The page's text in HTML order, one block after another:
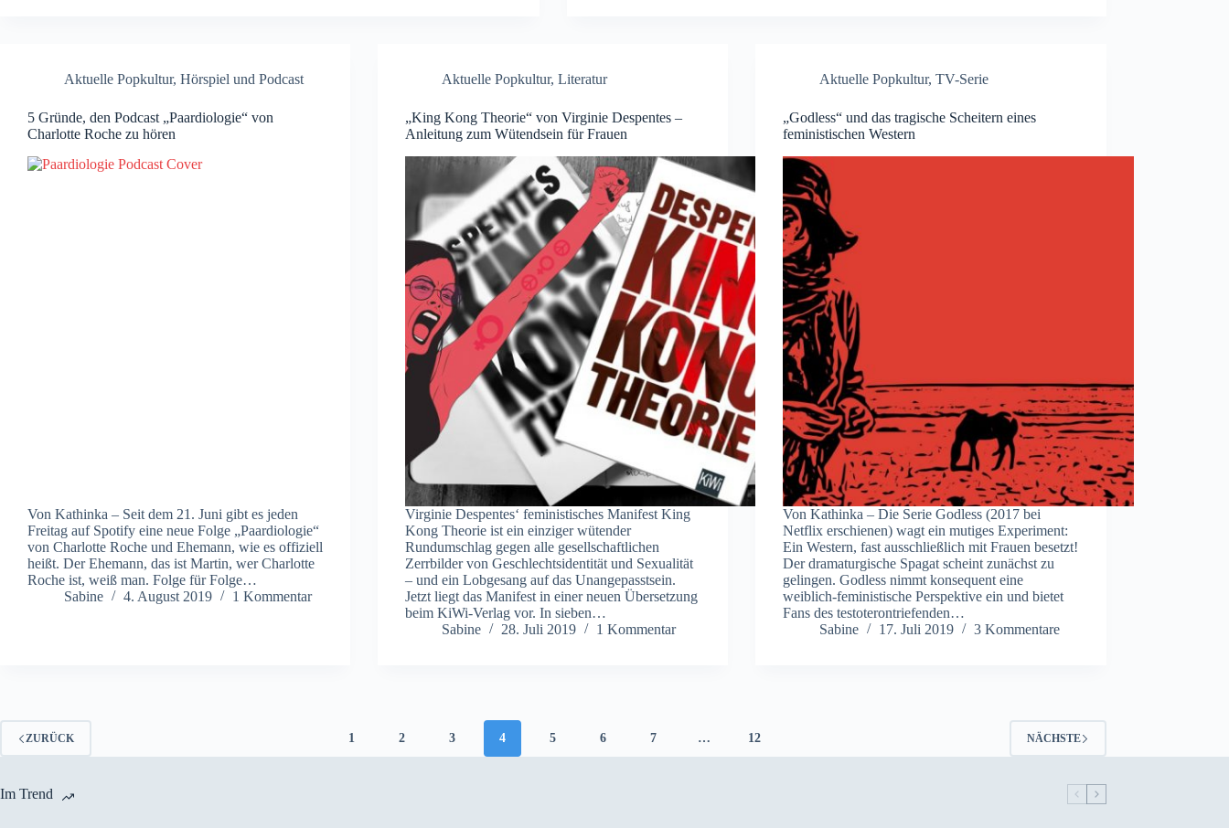
Aktuelle Popkultur, Hörspiel und Podcast
5 Gründe, den Podcast „Paardiologie“ von
Charlotte Roche zu hören
Von Kathinka – Seit dem 21. Juni gibt es jeden
Freitag auf Spotify eine neue Folge „Paardiologie“
von Charlotte Roche und Ehemann, wie es offiziell
heißt. Der Ehemann, das ist Martin, wer Charlotte
Roche ist, weiß man. Folge für Folge…
Sabine
4. August 2019 1 Kommentar
Aktuelle Popkultur,Literatur
„King Kong Theorie“ von Virginie Despentes –
Anleitung zum Wütendsein für Frauen
Virginie Despentes‘ feministisches Manifest King
Kong Theorie ist ein einziger wütender
Rundumschlag gegen alle gesellschaftlichen
Zerrbilder von Geschlechtsidentität und Sexualität
– und ein Lobgesang auf das Unangepasstsein.
Jetzt liegt das Manifest in einer neuen Übersetzung
beim KiWi-Verlag vor. In sieben…
Sabine
28. Juli 2019 1 Kommentar
Aktuelle Popkultur,TV-Serie
„Godless“ und das tragische Scheitern eines
feministischen Western
Von Kathinka – Die Serie Godless (2017 bei
Netflix erschienen) wagt ein mutiges Experiment:
Ein Western, fast ausschließlich mit Frauen besetzt!
Der dramaturgische Spagat scheint zunächst zu
gelingen. Godless nimmt konsequent eine
weiblich-feministische Perspektive ein und bietet
Fans des testoterontriefenden…
Sabine
17. Juli 2019 3 Kommentare
ZURÜCK 1 2 3 4 5 6 7 … 12 NÄCHSTE
Im Trend